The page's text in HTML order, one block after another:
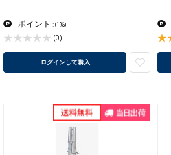
ポイント :(1%)
(0)
ログインして購入